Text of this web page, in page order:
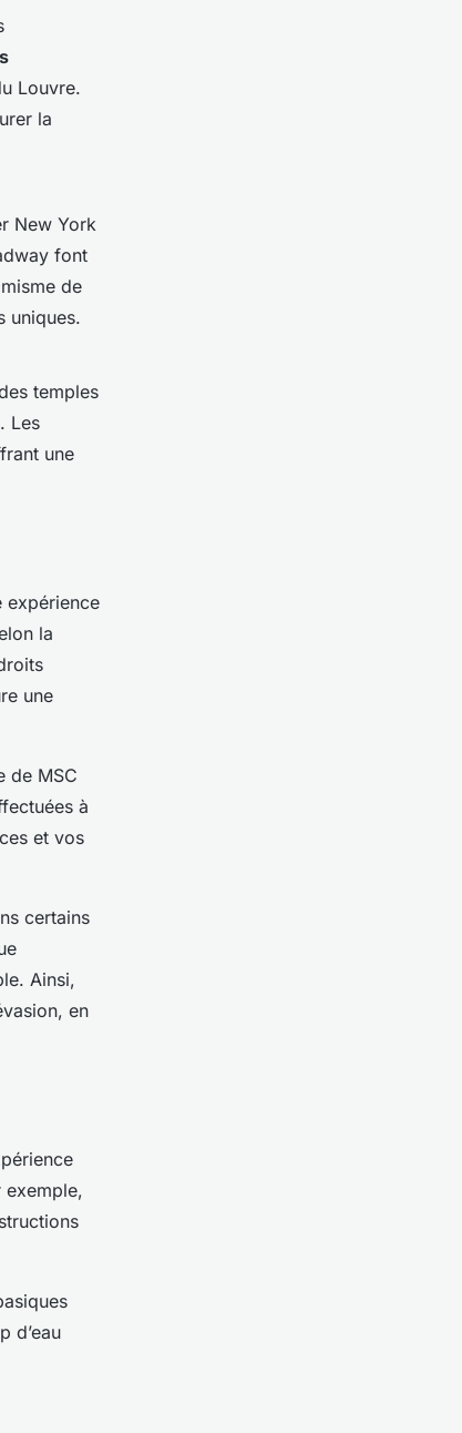
Louvre.
la
New York
font
de
uniques.
temples
Les
une
expérience
la
une
de MSC
à
et vos
certains
Ainsi,
en
exemple,
d’eau